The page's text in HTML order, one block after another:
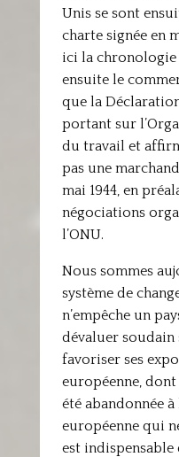
Unis se sont
charte signée en
ici la chronologie
ensuite le
que la
portant sur
du travail et
pas une
mai 1944, en
négociations
l’ONU.
Nous sommes
système de
n’empêche un
dévaluer soudain
favoriser ses
européenne,
été abandonnée
européenne qui
est indispensable